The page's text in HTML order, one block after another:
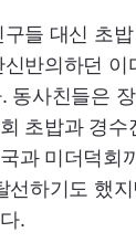
들 대신 초
반의하던 이
동사친들은
초밥과 경수
과 미더덕회
선하기도 했
.